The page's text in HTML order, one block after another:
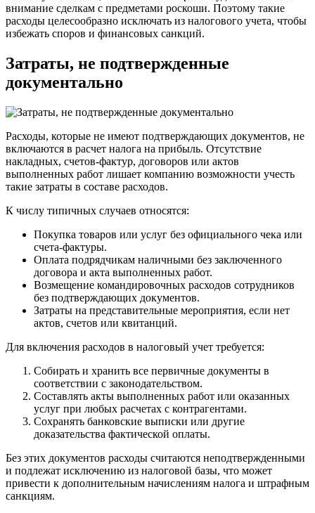
внимание сделкам с предметами роскоши. Поэтому такие
расходы целесообразно исключать из налогового учета, чтобы
избежать споров и финансовых санкций.
Затраты, не подтвержденные
документально
Расходы, которые не имеют подтверждающих документов, не
включаются в расчет налога на прибыль. Отсутствие
накладных, счетов-фактур, договоров или актов
выполненных работ лишает компанию возможности учесть
такие затраты в составе расходов.
К числу типичных случаев относятся:
Покупка товаров или услуг без официального чека или
счета-фактуры.
Оплата подрядчикам наличными без заключенного
договора и акта выполненных работ.
Возмещение командировочных расходов сотрудников
без подтверждающих документов.
Затраты на представительные мероприятия, если нет
актов, счетов или квитанций.
Для включения расходов в налоговый учет требуется:
Собирать и хранить все первичные документы в
соответствии с законодательством.
Составлять акты выполненных работ или оказанных
услуг при любых расчетах с контрагентами.
Сохранять банковские выписки или другие
доказательства фактической оплаты.
Без этих документов расходы считаются неподтвержденными
и подлежат исключению из налоговой базы, что может
привести к дополнительным начислениям налога и штрафным
санкциям.